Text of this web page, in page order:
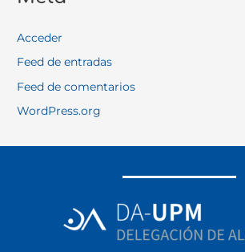
Acceder
Feed de entradas
Feed de comentarios
WordPress.org